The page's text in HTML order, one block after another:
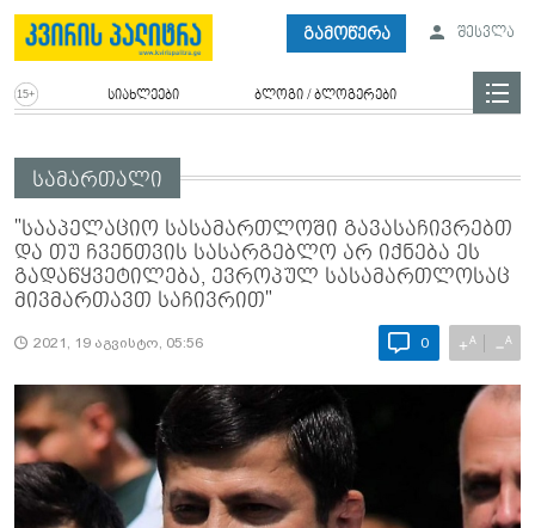
გამოწერა შესვლა
სიახლეები ბლოგი / ბლოგერები
სამართალი
"სააპელაციო სასამართლოში გავასაჩივრებთ
და თუ ჩვენთვის სასარგებლო არ იქნება ეს
გადაწყვეტილება, ევროპულ სასამართლოსაც
მივმართავთ საჩივრით"
2021, 19 აგვისტო, 05:56 0 +A −A